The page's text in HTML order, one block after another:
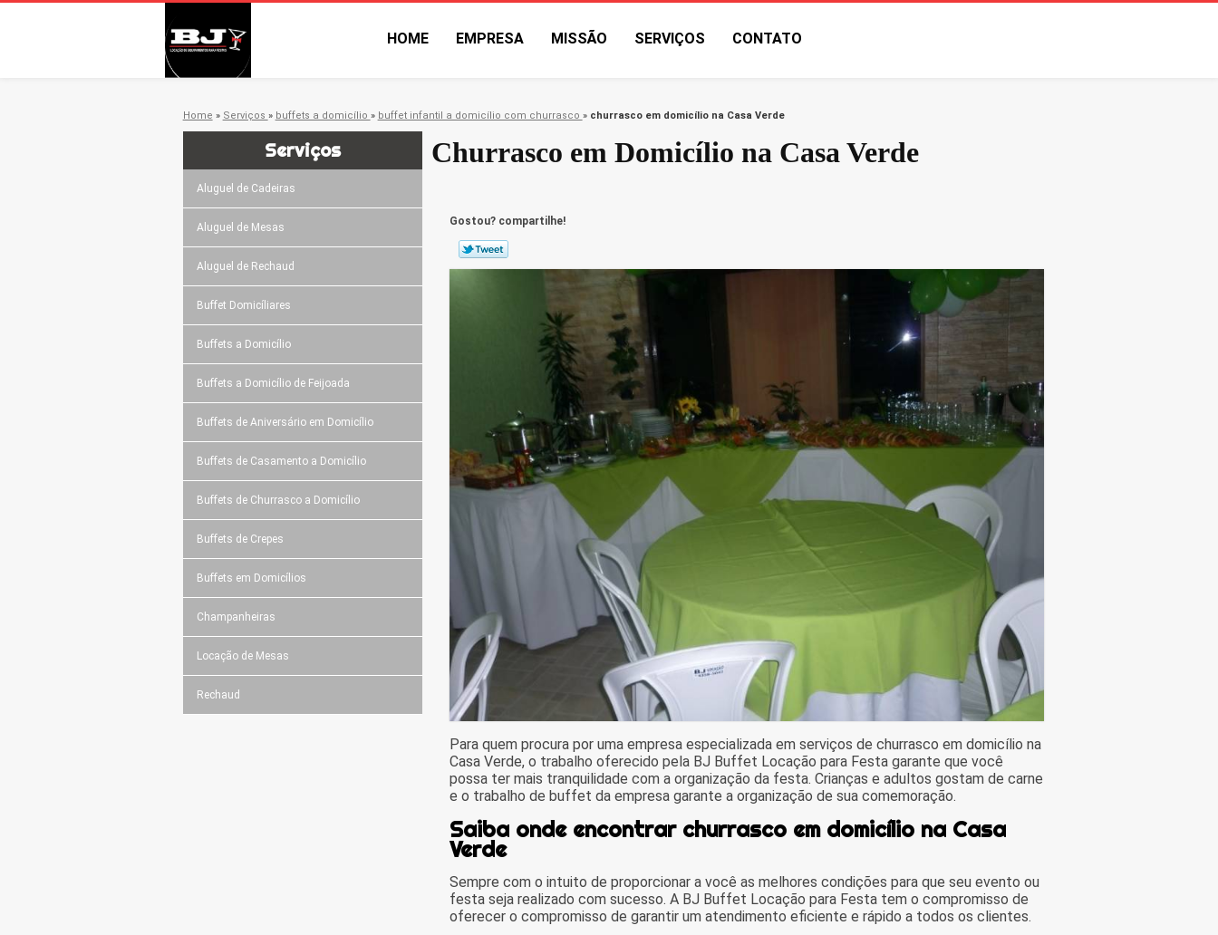
HOME EMPRESA MISSÃO SERVIÇOS CONTATO
Home » Serviços » buffets a domicílio » buffet infantil a domicílio com churrasco » churrasco em domicílio na Casa Verde
Serviços
Aluguel de Cadeiras
Aluguel de Mesas
Aluguel de Rechaud
Buffet Domicíliares
Buffets a Domicílio
Buffets a Domicílio de Feijoada
Buffets de Aniversário em Domicílio
Buffets de Casamento a Domicílio
Buffets de Churrasco a Domicílio
Buffets de Crepes
Buffets em Domicílios
Champanheiras
Locação de Mesas
Rechaud
Churrasco em Domicílio na Casa Verde
Gostou? compartilhe!
Para quem procura por uma empresa especializada em serviços de churrasco em domicílio na
Casa Verde, o trabalho oferecido pela BJ Buffet Locação para Festa garante que você
possa ter mais tranquilidade com a organização da festa. Crianças e adultos gostam de carne
e o trabalho de buffet da empresa garante a organização de sua comemoração.
Saiba onde encontrar churrasco em domicílio na Casa
Verde
Sempre com o intuito de proporcionar a você as melhores condições para que seu evento ou
festa seja realizado com sucesso. A BJ Buffet Locação para Festa tem o compromisso de
oferecer o compromisso de garantir um atendimento eficiente e rápido a todos os clientes.